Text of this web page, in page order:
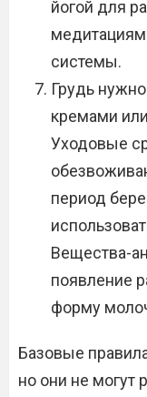
йогой для
системы.
Грудь
кремами
Уходовые
период
Вещества-
появление
форму
Базовые
но они не могут